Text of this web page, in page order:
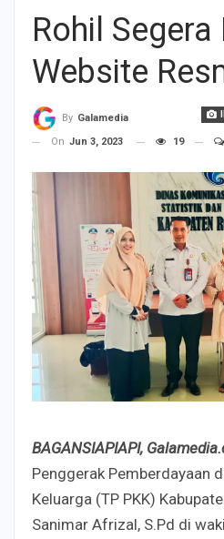
Rohil
Website
By Galamedia
On Jun 3, 2023 19
BAGANSIAPIAPI,
Penggerak Pemberdayaan
Keluarga (TP PKK)
Sanimar Afrizal, S.Pd di